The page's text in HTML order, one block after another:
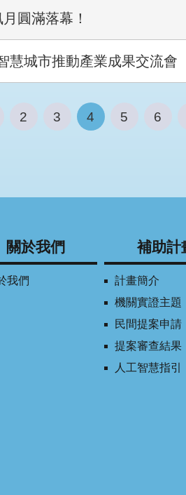
圓滿落幕！
慧城市推動產業成果交流會
2 3 4 5 6
關於我們
我們
補助計
計畫簡介
機關實證主題
民間提案申請
提案審查結果
人工智慧指引